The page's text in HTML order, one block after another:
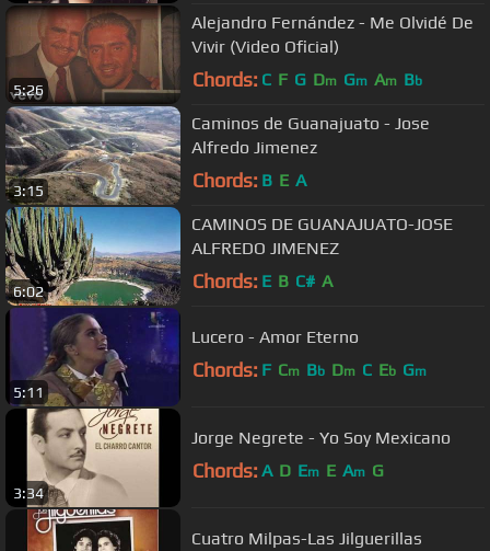
5:26
Alejandro Fernández - Me Olvidé De
Vivir (Video Oficial)
Chords: C F G Dm Gm Am Bb
3:15
Caminos de Guanajuato - Jose
Alfredo Jimenez
Chords: B E A
6:02
CAMINOS DE GUANAJUATO-JOSE
ALFREDO JIMENEZ
Chords: E B C# A
5:11
Lucero - Amor Eterno
Chords: F Cm Bb Dm C Eb Gm
3:34
Jorge Negrete - Yo Soy Mexicano
Chords: A D Em E Am G
Cuatro Milpas-Las Jilguerillas